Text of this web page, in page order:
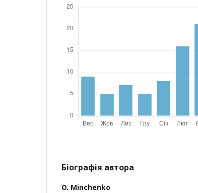
Біографія автора
O. Minchenko